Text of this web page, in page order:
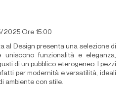
2025 Ore 15:00
al Design presenta una selezione di
funzionalità e eleganza,
di un pubblico eterogeneo. I pezzi
per modernità e versatilità, ideali
ambiente con stile.